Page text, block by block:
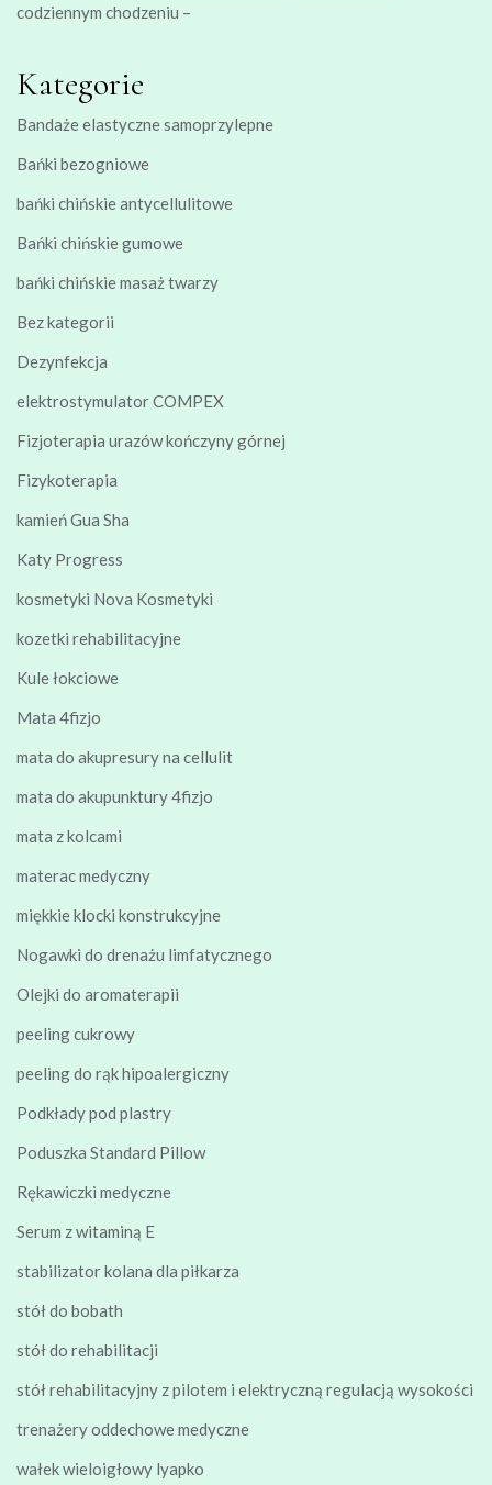
codziennym chodzeniu –
Kategorie
Bandaże elastyczne samoprzylepne
Bańki bezogniowe
bańki chińskie antycellulitowe
Bańki chińskie gumowe
bańki chińskie masaż twarzy
Bez kategorii
Dezynfekcja
elektrostymulator COMPEX
Fizjoterapia urazów kończyny górnej
Fizykoterapia
kamień Gua Sha
Katy Progress
kosmetyki Nova Kosmetyki
kozetki rehabilitacyjne
Kule łokciowe
Mata 4fizjo
mata do akupresury na cellulit
mata do akupunktury 4fizjo
mata z kolcami
materac medyczny
miękkie klocki konstrukcyjne
Nogawki do drenażu limfatycznego
Olejki do aromaterapii
peeling cukrowy
peeling do rąk hipoalergiczny
Podkłady pod plastry
Poduszka Standard Pillow
Rękawiczki medyczne
Serum z witaminą E
stabilizator kolana dla piłkarza
stół do bobath
stół do rehabilitacji
stół rehabilitacyjny z pilotem i elektryczną regulacją wysokości
trenażery oddechowe medyczne
wałek wieloigłowy lyapko